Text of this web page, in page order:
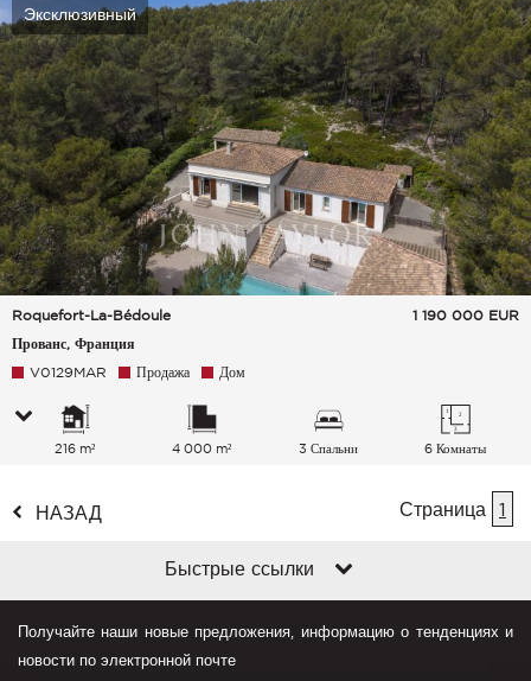
Эксклюзивный
Roquefort-La-Bédoule
Прованс, Франция
1 190 000 EUR
V0129MAR Продажа Дом
216 m² 4 000 m² 3 Спальни 6 Комнаты
НАЗАД Страница 1
Быстрые ссылки
Получайте наши новые предложения, информацию о тенденциях и
новости по электронной почте